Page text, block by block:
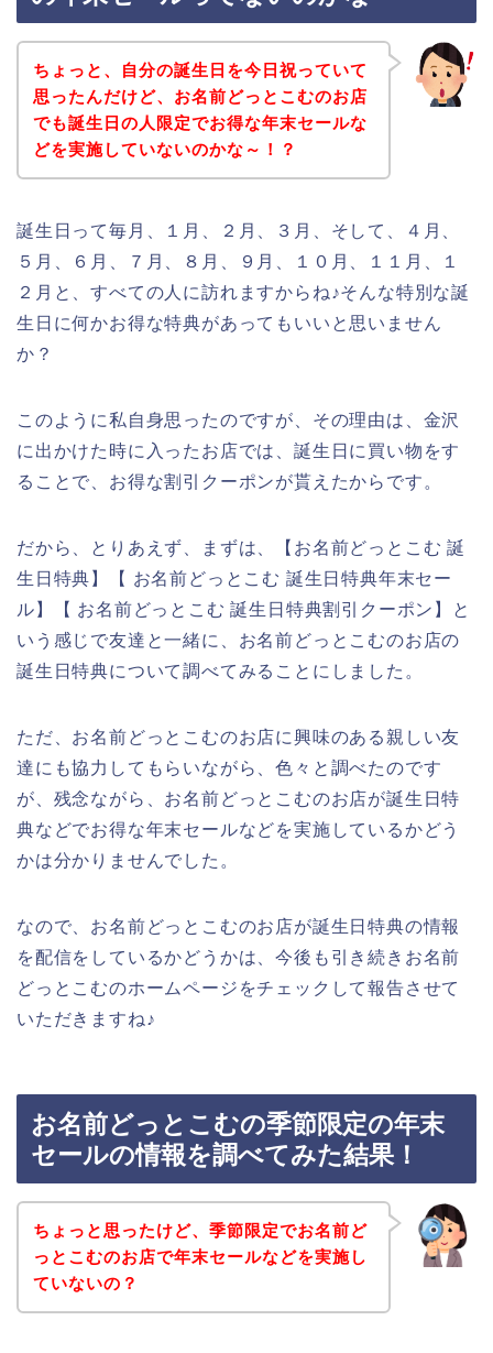
ちょっと、自分の誕生日を今日祝っていて
思ったんだけど、お名前どっとこむのお店
でも誕生日の人限定でお得な年末セールな
どを実施していないのかな～！？
誕生日って毎月、１月、２月、３月、そして、４月、
５月、６月、７月、８月、９月、１０月、１１月、１
２月と、すべての人に訪れますからね♪そんな特別な誕
生日に何かお得な特典があってもいいと思いません
か？
このように私自身思ったのですが、その理由は、金沢
に出かけた時に入ったお店では、誕生日に買い物をす
ることで、お得な割引クーポンが貰えたからです。
だから、とりあえず、まずは、【お名前どっとこむ 誕
生日特典】【 お名前どっとこむ 誕生日特典年末セー
ル】【 お名前どっとこむ 誕生日特典割引クーポン】と
いう感じで友達と一緒に、お名前どっとこむのお店の
誕生日特典について調べてみることにしました。
ただ、お名前どっとこむのお店に興味のある親しい友
達にも協力してもらいながら、色々と調べたのです
が、残念ながら、お名前どっとこむのお店が誕生日特
典などでお得な年末セールなどを実施しているかどう
かは分かりませんでした。
なので、お名前どっとこむのお店が誕生日特典の情報
を配信をしているかどうかは、今後も引き続きお名前
どっとこむのホームページをチェックして報告させて
いただきますね♪
お名前どっとこむの季節限定の年末
セールの情報を調べてみた結果！
ちょっと思ったけど、季節限定でお名前ど
っとこむのお店で年末セールなどを実施し
ていないの？